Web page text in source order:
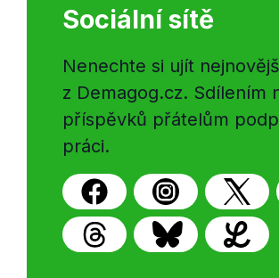
Sociální sítě
Nenechte si ujít
z Demagog.cz. Sdílením
příspěvků přátelům
práci.